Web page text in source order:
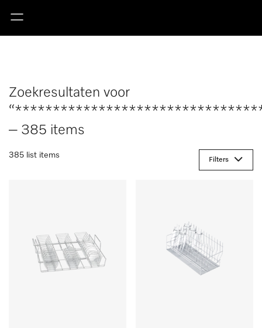
Zoekresultaten voor
– 385 items
385 list items
Filters